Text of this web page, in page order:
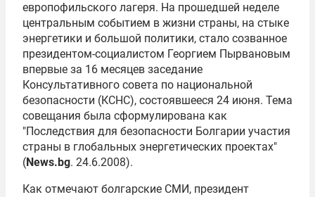
европофильского лагеря. На прошедшей неделе
центральным событием в жизни страны, на стыке
энергетики и большой политики, стало созванное
президентом-социалистом Георгием Пырвановым
впервые за 16 месяцев заседание
Консультативного совета по национальной
безопасности (КСНС), состоявшееся 24 июня. Тема
совещания была сформулирована как
"Последствия для безопасности Болгарии участия
страны в глобальных энергетических проектах"
(News.bg. 24.6.2008).
Как отмечают болгарские СМИ, президент